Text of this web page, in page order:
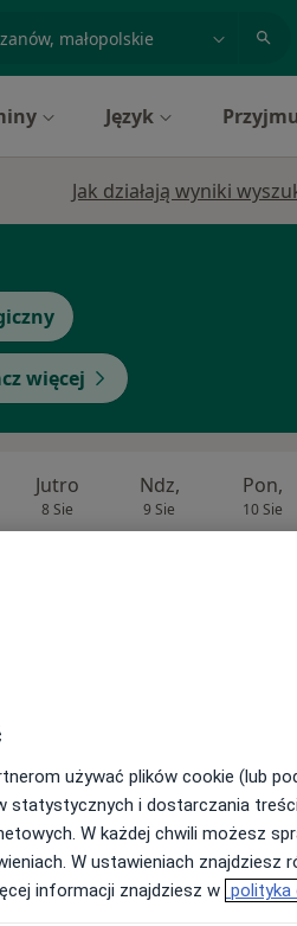
lub dzielnica
Język
Jak działają wyniki
więcej
Jutro
8 Sie
Ndz,
9 Sie
Pon,
10 Sie
Jutro Ndz, Pon,
10 Sie
używać plików cookie (lub
statystycznych i dostarczania
W każdej chwili możesz
W ustawieniach znajdziesz
informacji znajdziesz w polityka